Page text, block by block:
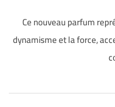
Ce nouveau parfum
dynamisme et la force,